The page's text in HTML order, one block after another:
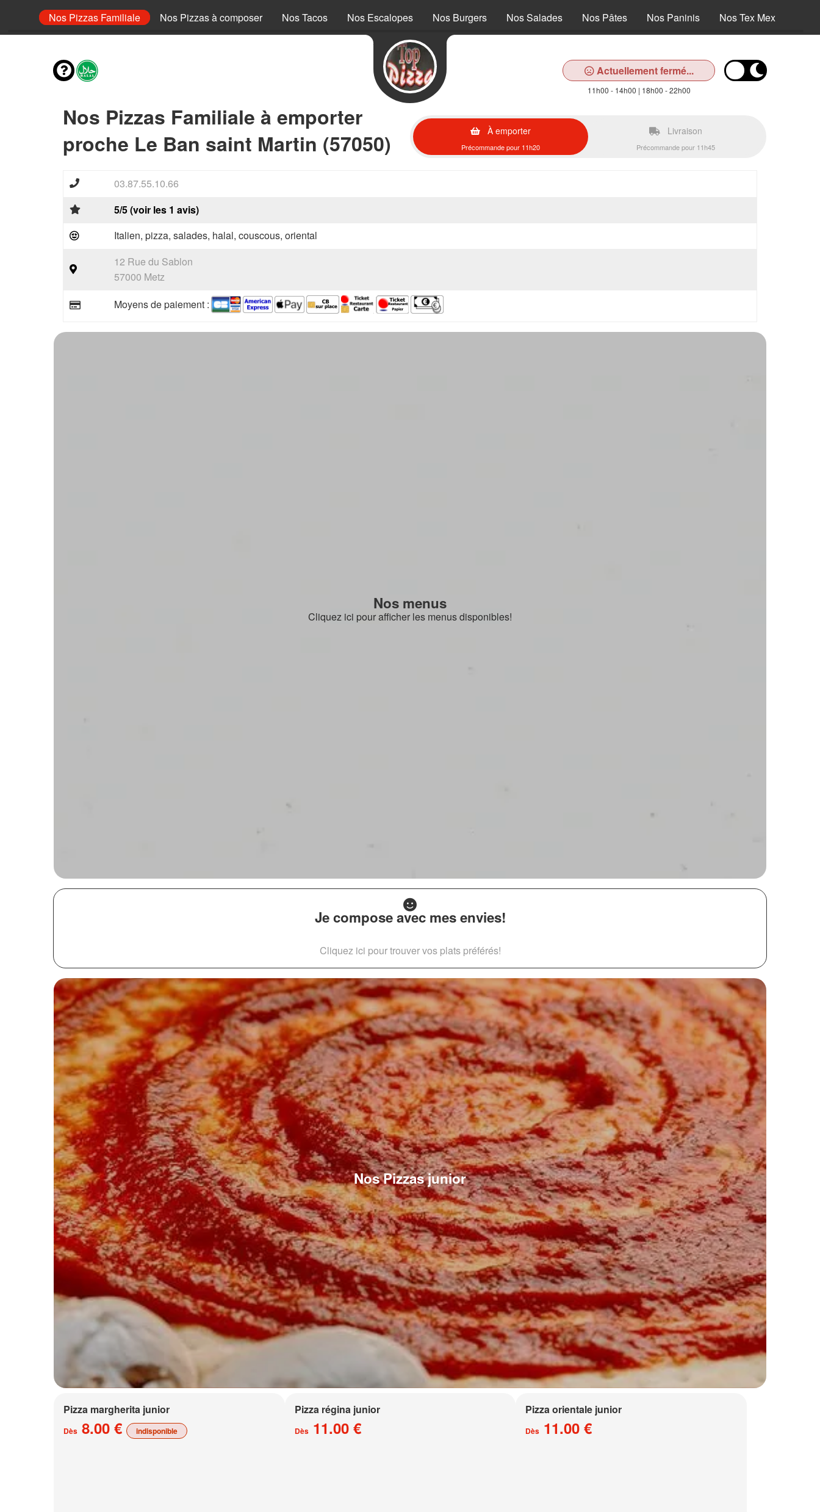
Nos Pizzas Familiale Nos Pizzas à composer Nos Tacos Nos Escalopes Nos Burgers Nos Salades Nos Pâtes Nos Paninis Nos Tex Mex
Actuellement fermé...
11h00 - 14h00 | 18h00 - 22h00
Nos Pizzas Familiale à emporter
proche Le Ban saint Martin (57050)
À emporter
Précommande pour 11h20
Livraison
Précommande pour 11h45
03.87.55.10.66
5/5 (voir les 1 avis)
Italien, pizza, salades, halal, couscous, oriental
12 Rue du Sablon
57000 Metz
Moyens de paiement :
Nos menus
Cliquez ici pour afficher les menus disponibles!
Je compose avec mes envies!
Cliquez ici pour trouver vos plats préférés!
Nos Pizzas junior
Pizza margherita junior
Dès 8.00 € indisponible
Pizza régina junior
Dès11.00 €
Pizza orientale junior
Dès 11.00 €